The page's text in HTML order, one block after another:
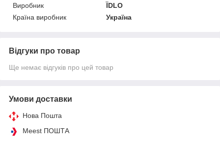
Виробник
ЇDLO
Країна виробник
Україна
Відгуки про товар
Ще немає відгуків про цей товар
Умови доставки
Нова Пошта
Meest ПОШТА